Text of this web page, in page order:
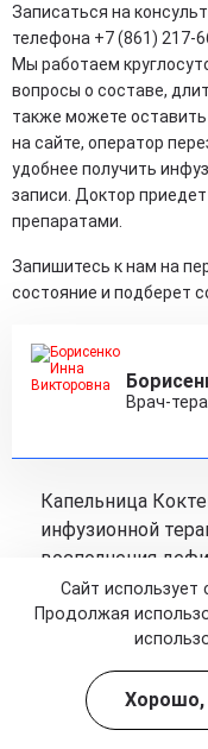
Записаться на
телефона +7 (861) 217-
Мы работаем
вопросы о составе,
также можете
на сайте, оператор
удобнее получить
записи. Доктор
препаратами.
Запишитесь к нам на
состояние и подберет
Врач-
Капельница
инфузионной
восполнения
позволяет
поступать в
метаболических
используется
снижения
Сайт использует
Продолжая
Хорошо,